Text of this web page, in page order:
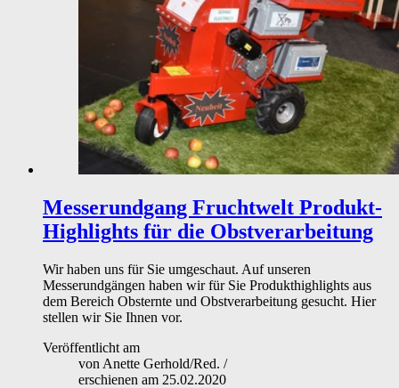
Messerundgang Fruchtwelt Produkt-
Highlights für die Obstverarbeitung
Wir haben uns für Sie umgeschaut. Auf unseren
Messerundgängen haben wir für Sie Produkthighlights aus
dem Bereich Obsternte und Obstverarbeitung gesucht. Hier
stellen wir Sie Ihnen vor.
Veröffentlicht am
von Anette Gerhold/Red. /
erschienen am 25.02.2020